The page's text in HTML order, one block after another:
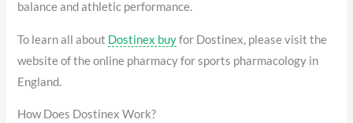
balance and athletic performance.
To learn all about Dostinex buyfor Dostinex, please visit the
website of the online pharmacy for sports pharmacology in
England.
How Does Dostinex Work?